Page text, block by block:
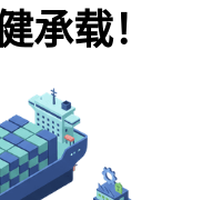
承载！